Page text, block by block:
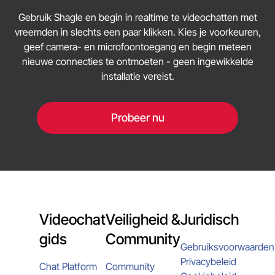
meest actuele details.
identificeren en verbetert de ervaring voor de
community.
Gebruik Shagle en begin in realtime te videochatten met
vreemden in slechts een paar klikken. Kies je voorkeuren,
geef camera- en microfoontoegang en begin meteen
nieuwe connecties te ontmoeten - geen ingewikkelde
installatie vereist.
Probeer nu
Videochat
gids
Chat Platform
Veiligheid &
Community
Community
Juridisch
Gebruiksvoorwaarden
Privacybeleid